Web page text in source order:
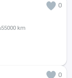
0
55000 km
0